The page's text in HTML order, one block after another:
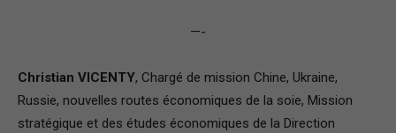
—-
Christian VICENTY, Chargé de mission Chine, Ukraine,
Russie, nouvelles routes économiques de la soie, Mission
stratégique et des études économiques de la Direction